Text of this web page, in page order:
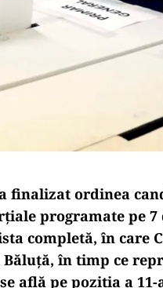
finalizat ordinea
programate pe 7
completă, în care
în timp ce
află pe poziția a 11-